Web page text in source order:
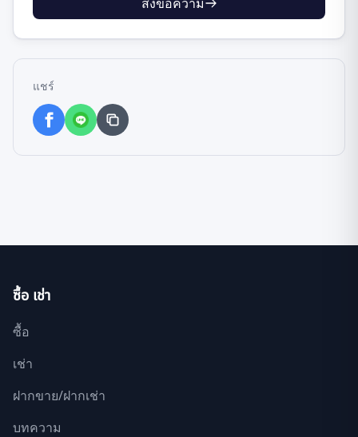
แชร์
ซื้อ เช่า
ซื้อ
เช่า
ฝากขาย/ฝากเช่า
บทความ